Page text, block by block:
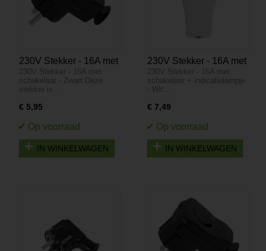
230V Stekker - 16A met
schakelaar - Zwart
230V Stekker - 16A met
schakelaar - Zwart Deze
stekker is…
€ 5,95
IN WINKELWAGEN
230V Stekker - 16A met
schakelaar +
indicatielampje - Wit
230V Stekker - 16A met
schakelaar + indicatielampje
- Wit…
€ 7,49
IN WINKELWAGEN